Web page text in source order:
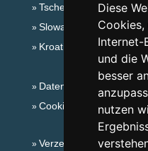
Diese
Cookies,
Internet-
und die
besser
nutzen
Tschechische Gebirge
Slowakische Gebirge
Kroatien
Datenschutz
Cookies
Verzeichnis der